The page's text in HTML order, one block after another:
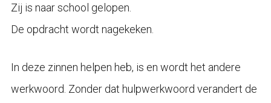
Zij is naar school gelopen.
De opdracht wordt nagekeken.
In deze zinnen helpen heb, is en wordt het andere
werkwoord. Zonder dat hulpwerkwoord verandert de